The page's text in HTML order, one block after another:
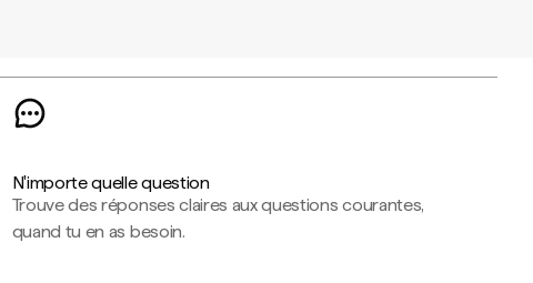
N'importe quelle question
Trouve des réponses claires aux questions courantes,
quand tu en as besoin.